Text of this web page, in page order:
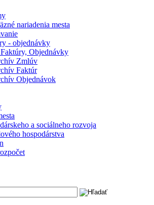
nariadenia mesta
- objednávky
Objednávky
Zmlúv
Faktúr
Objednávok
a sociálneho rozvoja
hospodárstva